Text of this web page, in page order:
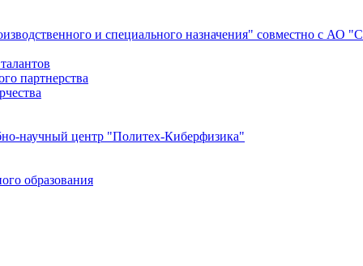
и специального назначения" совместно с
партнерства
научный центр "Политех-Киберфизика"
образования